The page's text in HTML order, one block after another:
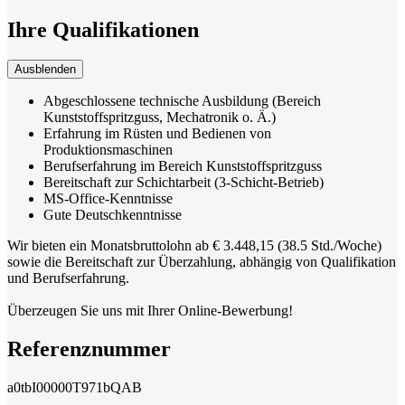
Ihre Qualifikationen
Ausblenden
Abgeschlossene technische Ausbildung (Bereich
Kunststoffspritzguss, Mechatronik o. Ä.)
Erfahrung im Rüsten und Bedienen von
Produktionsmaschinen
Berufserfahrung im Bereich Kunststoffspritzguss
Bereitschaft zur Schichtarbeit (3-Schicht-Betrieb)
MS-Office-Kenntnisse
Gute Deutschkenntnisse
Wir bieten ein Monatsbruttolohn ab € 3.448,15 (38.5 Std./Woche)
sowie die Bereitschaft zur Überzahlung, abhängig von Qualifikation
und Berufserfahrung.
Überzeugen Sie uns mit Ihrer Online-Bewerbung!
Referenznummer
a0tbI00000T971bQAB